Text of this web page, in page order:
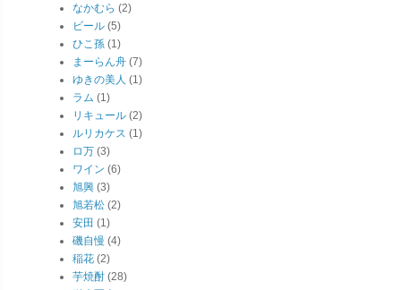
なかむら (2)
ビール (5)
ひこ孫 (1)
まーらん舟 (7)
ゆきの美人 (1)
ラム (1)
リキュール (2)
ルリカケス (1)
ロ万 (3)
ワイン (6)
旭興 (3)
旭若松 (2)
安田 (1)
磯自慢 (4)
稲花 (2)
芋焼酎 (28)